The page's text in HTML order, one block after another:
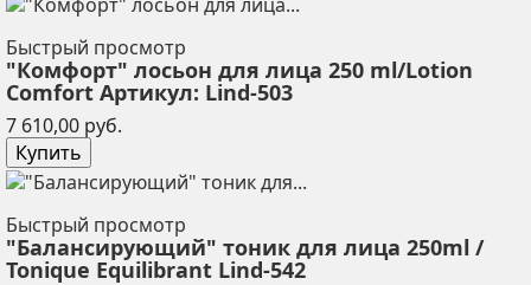
Быстрый просмотр
"Комфорт" лосьон для лица 250 ml/Lotion
Comfort Артикул: Lind-503
7 610,00 руб.
Купить
Быстрый просмотр
"Балансирующий" тоник для лица 250ml /
Tonique Equilibrant Lind-542